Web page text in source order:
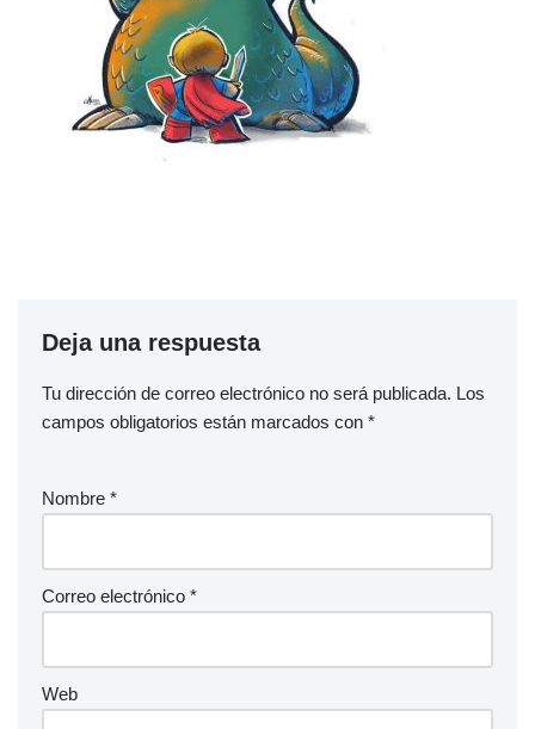
Deja una respuesta
Tu dirección de correo electrónico no será publicada. Los
campos obligatorios están marcados con *
Nombre *
Correo electrónico *
Web